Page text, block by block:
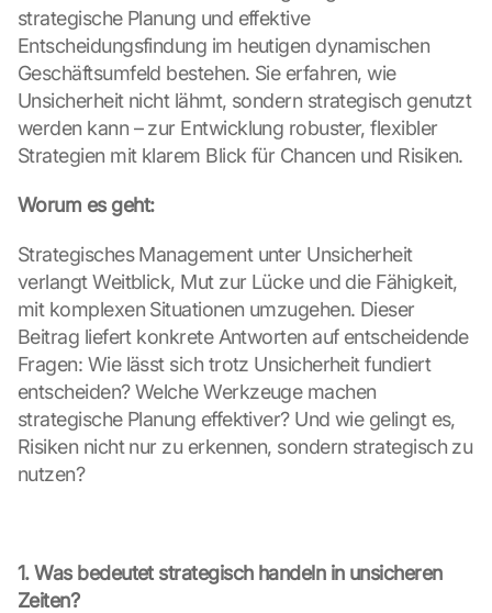
strategische Planung und effektive
Entscheidungsfindung im heutigen dynamischen
Geschäftsumfeld bestehen. Sie erfahren, wie
Unsicherheit nicht lähmt, sondern strategisch genutzt
werden kann – zur Entwicklung robuster, flexibler
Strategien mit klarem Blick für Chancen und Risiken.
Worum es geht:
Strategisches Management unter Unsicherheit
verlangt Weitblick, Mut zur Lücke und die Fähigkeit,
mit komplexen Situationen umzugehen. Dieser
Beitrag liefert konkrete Antworten auf entscheidende
Fragen: Wie lässt sich trotz Unsicherheit fundiert
entscheiden? Welche Werkzeuge machen
strategische Planung effektiver? Und wie gelingt es,
Risiken nicht nur zu erkennen, sondern strategisch zu
nutzen?
1. Was bedeutet strategisch handeln in unsicheren
Zeiten?